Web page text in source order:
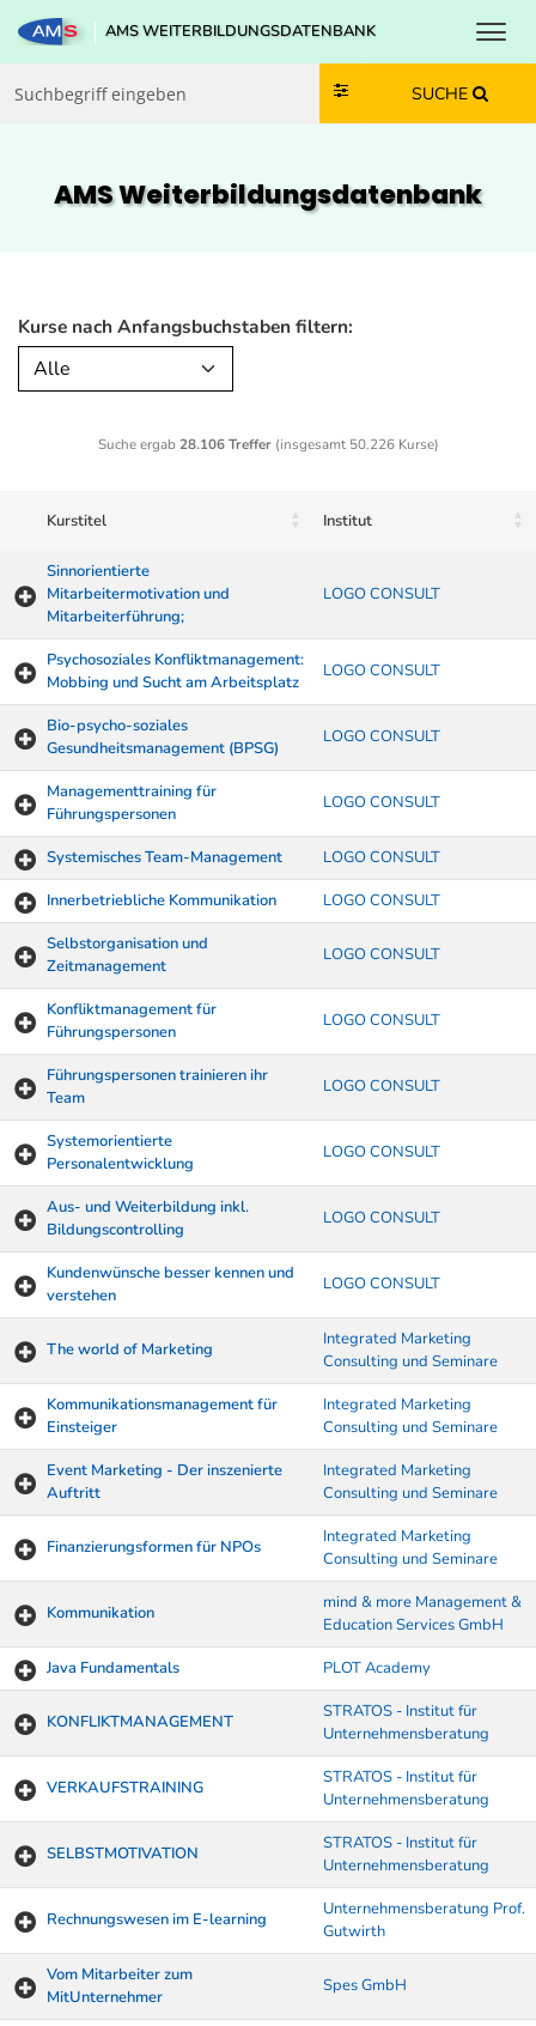
Zum Inhalt springen
Zum Navmenü springen
Zur Suche springen
Zur Footer springen
AMS WEITERBILDUNGSDATENBANK
SUCHE
AMS Weiterbildungs­datenbank
Kurse nach Anfangsbuchstaben filtern:
Alle
Suche ergab 28.106 Treffer(insgesamt 50.226 Kurse)
Kurstitel Institut
Sinnorientierte
Mitarbeitermotivation und
Mitarbeiterführung;
LOGO CONSULT
Psychosoziales Konfliktmanagement:
Mobbing und Sucht am Arbeitsplatz
LOGO CONSULT
Bio-psycho-soziales
Gesundheitsmanagement (BPSG)
LOGO CONSULT
Managementtraining für
Führungspersonen
LOGO CONSULT
Systemisches Team-Management
LOGO CONSULT
Innerbetriebliche Kommunikation
LOGO CONSULT
Selbstorganisation und
Zeitmanagement
LOGO CONSULT
Konfliktmanagement für
Führungspersonen
LOGO CONSULT
Führungspersonen trainieren ihr
Team
LOGO CONSULT
Systemorientierte
Personalentwicklung
LOGO CONSULT
Aus- und Weiterbildung inkl.
Bildungscontrolling
LOGO CONSULT
Kundenwünsche besser kennen und
verstehen
LOGO CONSULT
The world of Marketing
Integrated Marketing
Consulting und Seminare
Kommunikationsmanagement für
Einsteiger
Integrated Marketing
Consulting und Seminare
Event Marketing - Der inszenierte
Auftritt
Integrated Marketing
Consulting und Seminare
Finanzierungsformen für NPOs
Integrated Marketing
Consulting und Seminare
Kommunikation
mind & more Management &
Education Services GmbH
Java Fundamentals
PLOT Academy
KONFLIKTMANAGEMENT
STRATOS - Institut für
Unternehmensberatung
VERKAUFSTRAINING
STRATOS - Institut für
Unternehmensberatung
SELBSTMOTIVATION
STRATOS - Institut für
Unternehmensberatung
Rechnungswesen im E-learning
Unternehmensberatung Prof.
Gutwirth
Vom Mitarbeiter zum
MitUnternehmer
Spes GmbH